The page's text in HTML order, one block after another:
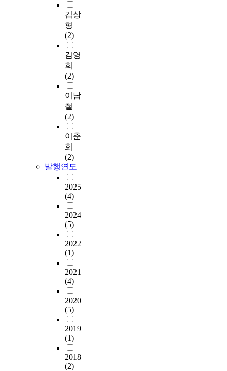
김상
형
(2)
김영
희
(2)
이남
철
(2)
이춘
희
(2)
발행연도
2025
(4)
2024
(5)
2022
(1)
2021
(4)
2020
(5)
2019
(1)
2018
(2)